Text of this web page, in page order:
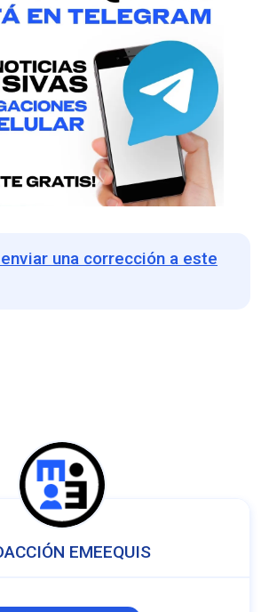
una corrección a este
EMEEQUIS